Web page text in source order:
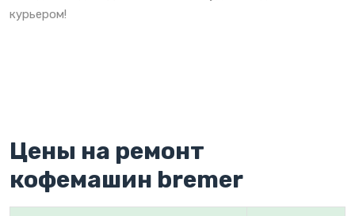
курьером!
Цены на ремонт
кофемашин bremer